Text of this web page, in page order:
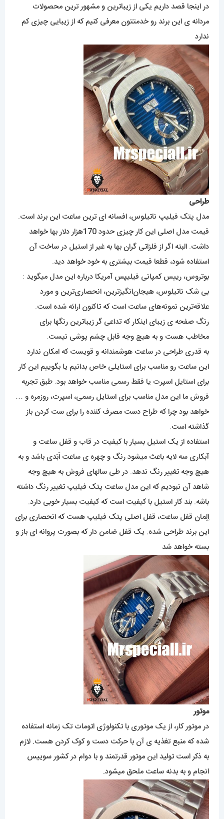
در اینجا قصد داریم یکی از زیباترین و مشهور ترین محصولات
مردانه ی این برند رو خدمتتون معرفی کنیم که از زیبایی چیزی کم
ندارد
طراحی
مدل پتک فیلیپ ناتیلوس، افسانه ای ترین ساعت این برند است.
قیمت مدل اصلی این کار چیزی حدود 170هزار دلار بها خواهد
داشت. البته اگر از فلزاتی گران بها به غیر از استیل در ساخت آن
استفاده شود، قطعا قیمت بیشتری به خود خواهد دید.
بوتروس، رییس کمپانی فیلیپس آمریکا درباره این مدل میگوید :
بی شک ناتیلوس، هیجان‌انگیزترین، انحصاری‌ترین و مورد
علاقه‌ترین نمونه‌های ساعت است که تاکنون ارائه شده است.
رنگ صفحه ی زیبای اینکار که تداعی گر زیباترین رنگها برای
مخاطب هست و به هیچ وجه قابل چشم پوشی نیست.
به قدری طراحی در ساعت هوشمندانه و قویست که امکان ندارد
این ساعت رو مناسب برای استایلی خاص بدانیم یا بگوییم این کار
برای استایل اسپرت یا فقط رسمی مناسب خواهد بود. طبق تجربه
فروش ما این مدل مناسب برای استایل رسمی، اسپرت، روزمره و …
خواهد بود چرا که طراح دست مصرف کننده را برای ست کردن باز
گذاشته است.
استفاده از یک استیل بسیار با کیفیت در قاب و قفل ساعت و
آبکاری سه لایه باعث میشود رنگ و چهره ی ساعت اَبَدی باشد و به
هیچ وجه تغییر رنگ ندهد. در طی سالهای فروش به هیچ وجه
شاهد آن نبودیم که این مدل ساعت پتک فیلیپ تغییر رنگ داشته
باشه. بند کار استیل با کیفیت است که کیفیت بسیار خوبی دارد.
اِلِمان قفل ساعت، قفل اصلی پتک فیلیپ هست که انحصاری برای
این برند طراحی شده. یک قفل ضامن دار که بصورت پروانه ای باز و
بسته خواهد شد
موتور
در موتور کار، از یک موتوری با تکنولوژی اتومات تک زمانه استفاده
شده که منبع تغذیه ی آن با حرکت دست و کوک کردن هست. لازم
به ذکر است تولید این موتور قدرتمند و با دوام در کشور سوییس
انجام و به بدنه ساعت ملحق میشود.